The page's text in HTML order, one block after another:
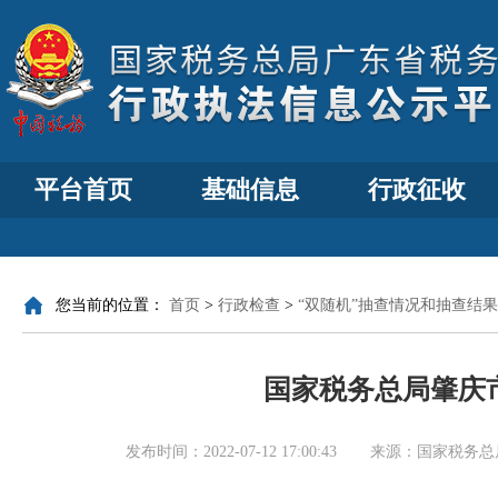
平台首页 基础信息 行政征收
您当前的位置： 首页 > 行政检查 > “双随机”抽查情况和抽查结果
国家税务总局肇
发布时间： 2022-07-12 17:00:43 来源： 国家税务